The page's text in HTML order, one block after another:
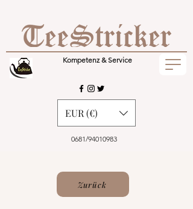
Kompetenz & Service
0681/94010983
EUR (€)
Zurück